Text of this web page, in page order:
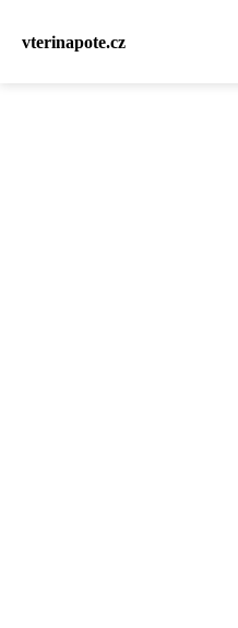
vterinapote.cz